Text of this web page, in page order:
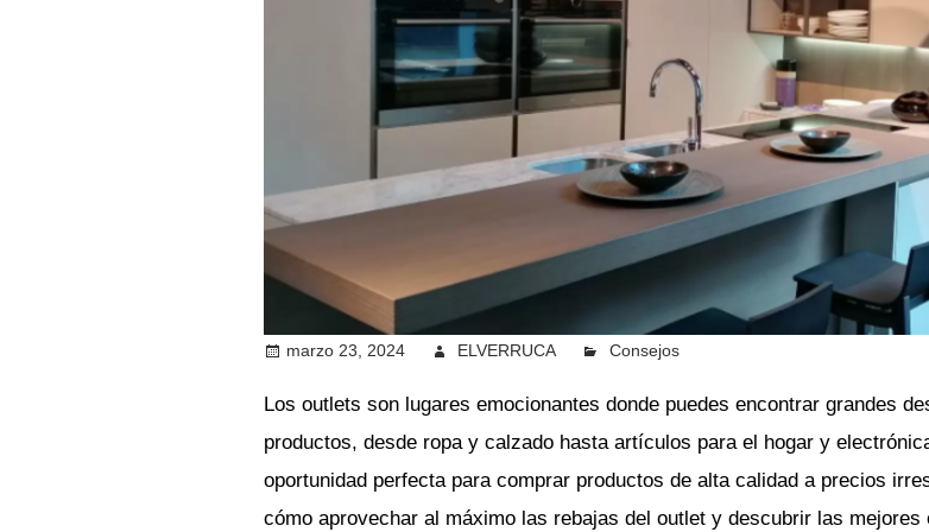
marzo 23, 2024 ELVERRUCA Consejos
Los outlets son lugares emocionantes donde puedes encontrar grandes
productos, desde ropa y calzado hasta artículos para el hogar y
oportunidad perfecta para comprar productos de alta calidad a precios
cómo aprovechar al máximo las rebajas del outlet y descubrir las mejores